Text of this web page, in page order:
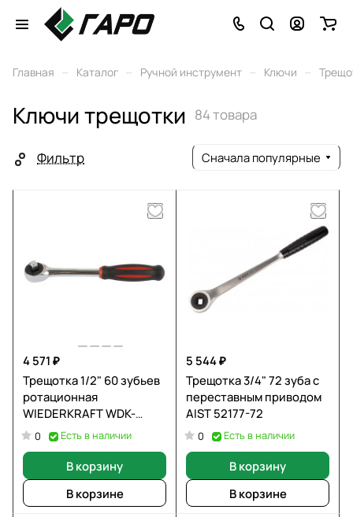
Главная – Каталог – Ручной инструмент – Ключи –
Ключи трещотки 84 товара
Фильтр Сначала популярные
4 571 ₽
Трещотка 1/2" 60 зубьев
ротационная
WIEDERKRAFT WDK-
RH1260
0 Есть в наличии
В корзину
В корзине
5 544 ₽
Трещотка 3/4" 72 зуба с
переставным приводом
AIST 52177-72
0 Есть в наличии
В корзину
В корзине